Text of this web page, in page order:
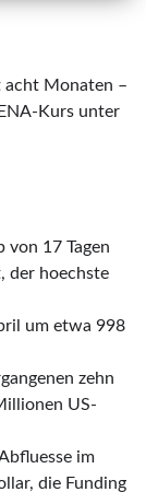
acht Monaten –
Kurs unter
17 Tagen
der hoechste
um etwa 998
zehn
US-
im
die Funding